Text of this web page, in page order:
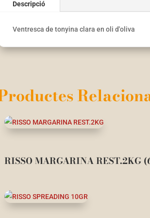
Descripció
Ventresca de tonyina clara en oli d'oliva
RISSO MARGARINA REST.2KG